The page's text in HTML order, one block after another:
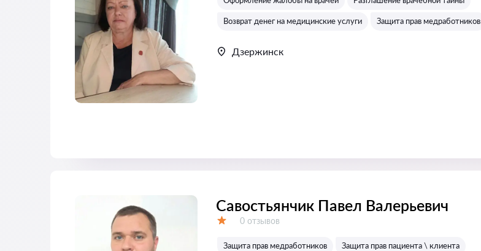
Возврат денег на медицинские услуги Защита прав медработников
Дзержинск
Савостьянчик Павел Валерьевич
Отзывов:
0 отзывов
Защита прав медработников Защита прав пациента \ клиента